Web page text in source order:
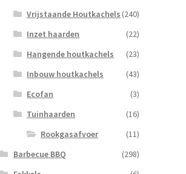
Vrijstaande Houtkachels (240)
Inzet haarden
(22)
Hangende houtkachels
(23)
Inbouw houtkachels
(43)
Ecofan
(3)
Tuinhaarden
(16)
Rookgasafvoer
(11)
Barbecue BBQ
(298)